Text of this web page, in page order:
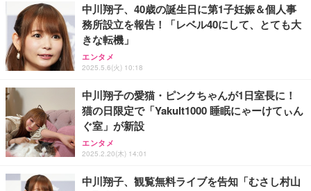
お中元 ギフト 【TV紹介されました♪】 純系 名古屋
コーチン 燻製 4種 セット おつまみ お取り寄せグル
メ 100％国産 高級 地鶏 お肉 ハム ソーセージ 冷凍
化粧箱入り 手提げ紙袋 熨斗対応可 南部食鶏 RK-29-
￥4,066
Butz Delicatessen おつまみアソートセット 【誕生
日用（バースデーカード付き）】 おつまみセット 6
品 食べ比べ ご自宅用 お中元 合鴨 牛タン ロースト
ビーフ 燻製 詰め合わせ ギフト プレゼント おしゃれ
￥2,952
INI THE MOVIE『I Need I』
￥2,100
IVE THE 1ST WORLD TOUR in CINEMA（字幕版）
中川翔子、40歳の誕生日に第1子妊娠＆個人事
務所設立を報告！「レベル40にして、とても大
きな転機」
エンタメ
2025.5.6(火) 10:18
中川翔子の愛猫・ピンクちゃんが1日室長に！
猫の日限定で「Yakult1000 睡眠にゃーけてぃん
ぐ室」が新設
エンタメ
2025.2.20(木) 14:01
中川翔子、観覧無料ライブを告知「むさし村山